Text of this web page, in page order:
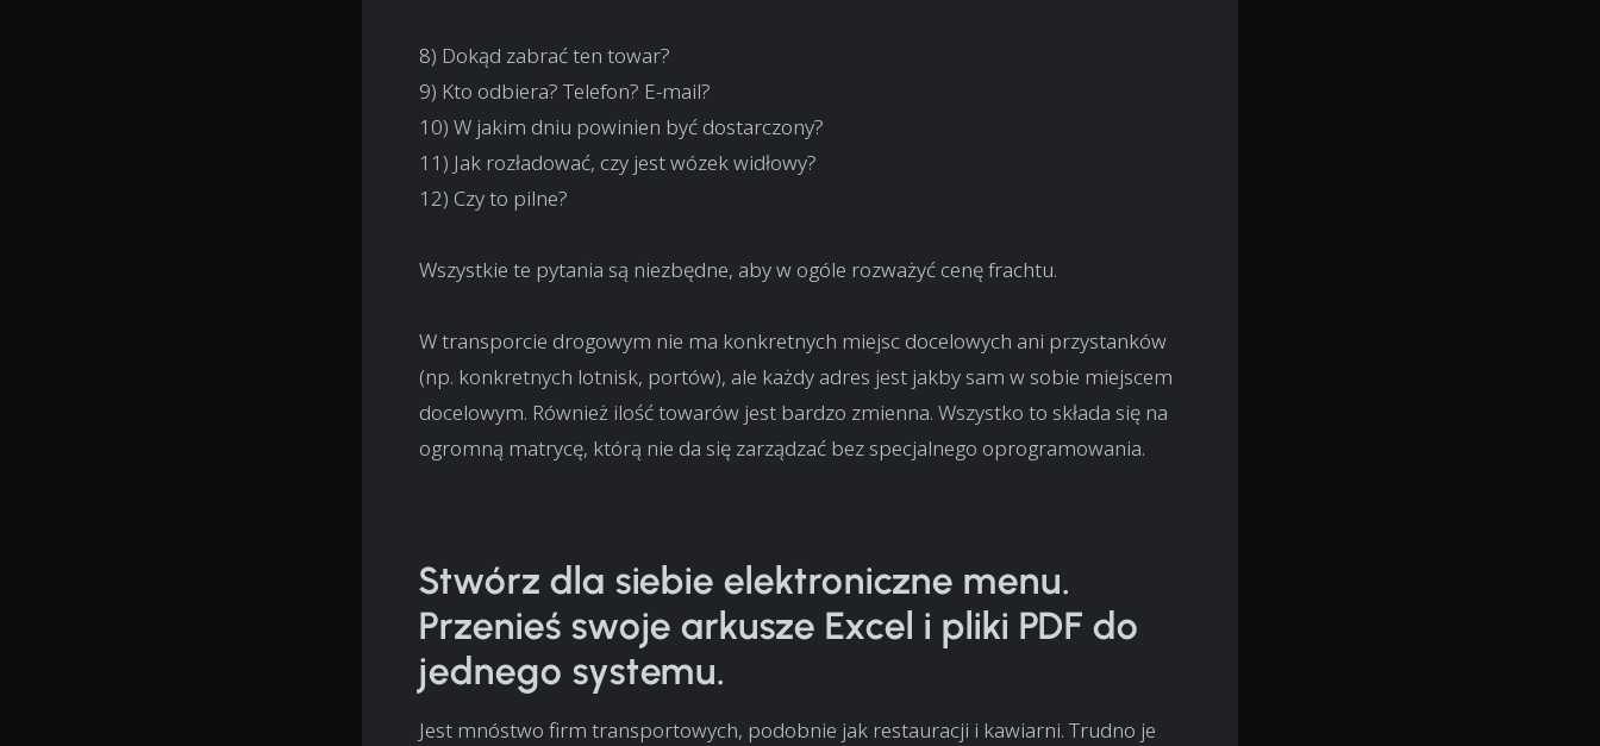
8) Dokąd zabrać ten towar?
9) Kto odbiera? Telefon? E-mail?
10) W jakim dniu powinien być dostarczony?
11) Jak rozładować, czy jest wózek widłowy?
12) Czy to pilne?
Wszystkie te pytania są niezbędne, aby w ogóle rozważyć cenę frachtu.
W transporcie drogowym nie ma konkretnych miejsc docelowych ani przystanków
(np. konkretnych lotnisk, portów), ale każdy adres jest jakby sam w sobie miejscem
docelowym. Również ilość towarów jest bardzo zmienna. Wszystko to składa się na
ogromną matrycę, którą nie da się zarządzać bez specjalnego oprogramowania.
Stwórz dla siebie elektroniczne menu.
Przenieś swoje arkusze Excel i pliki PDF do
jednego systemu.
Jest mnóstwo firm transportowych, podobnie jak restauracji i kawiarni. Trudno je